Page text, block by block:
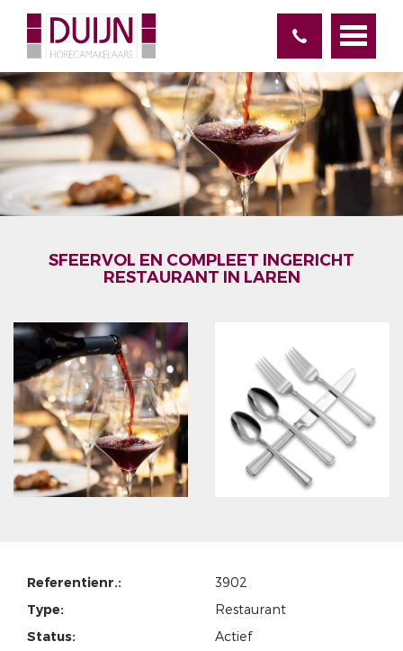
SFEERVOL EN COMPLEET INGERICHT
RESTAURANT IN LAREN
Referentienr.: 3902
Type: Restaurant
Status: Actief